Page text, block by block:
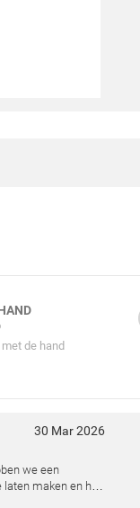
de hand
30 Mar 2026
we een
laten maken en het